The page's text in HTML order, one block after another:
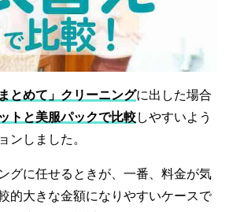
まとめて」クリーニングに出した場合
トと美服パックで比較しやすいよう
ンしました。
グに任せるときが、一番、料金が気
的大きな金額になりやすいケースで